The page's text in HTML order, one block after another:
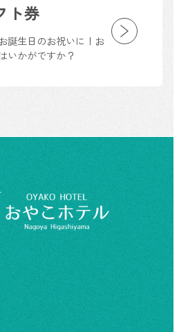
ト券
誕生日のお祝いに！お
いかがですか？